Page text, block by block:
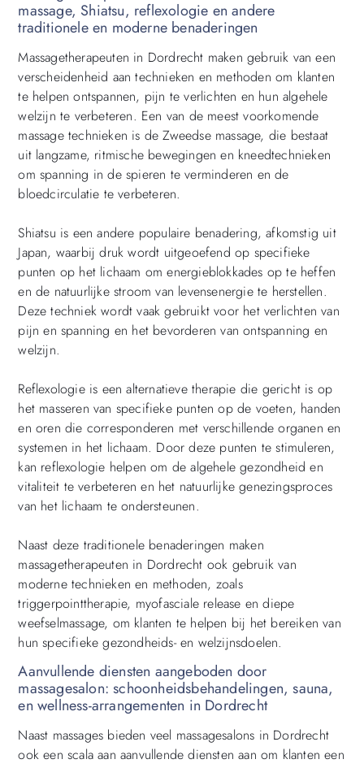
massage, Shiatsu, reflexologie en andere
traditionele en moderne benaderingen
Massagetherapeuten in Dordrecht maken gebruik van een
verscheidenheid aan technieken en methoden om klanten
te helpen ontspannen, pijn te verlichten en hun algehele
welzijn te verbeteren. Een van de meest voorkomende
massage technieken is de Zweedse massage, die bestaat
uit langzame, ritmische bewegingen en kneedtechnieken
om spanning in de spieren te verminderen en de
bloedcirculatie te verbeteren.
Shiatsu is een andere populaire benadering, afkomstig uit
Japan, waarbij druk wordt uitgeoefend op specifieke
punten op het lichaam om energieblokkades op te heffen
en de natuurlijke stroom van levensenergie te herstellen.
Deze techniek wordt vaak gebruikt voor het verlichten van
pijn en spanning en het bevorderen van ontspanning en
welzijn.
Reflexologie is een alternatieve therapie die gericht is op
het masseren van specifieke punten op de voeten, handen
en oren die corresponderen met verschillende organen en
systemen in het lichaam. Door deze punten te stimuleren,
kan reflexologie helpen om de algehele gezondheid en
vitaliteit te verbeteren en het natuurlijke genezingsproces
van het lichaam te ondersteunen.
Naast deze traditionele benaderingen maken
massagetherapeuten in Dordrecht ook gebruik van
moderne technieken en methoden, zoals
triggerpointtherapie, myofasciale release en diepe
weefselmassage, om klanten te helpen bij het bereiken van
hun specifieke gezondheids- en welzijnsdoelen.
Aanvullende diensten aangeboden door
massagesalon: schoonheidsbehandelingen, sauna,
en wellness-arrangementen in Dordrecht
Naast massages bieden veel massagesalons in Dordrecht
ook een scala aan aanvullende diensten aan om klanten een